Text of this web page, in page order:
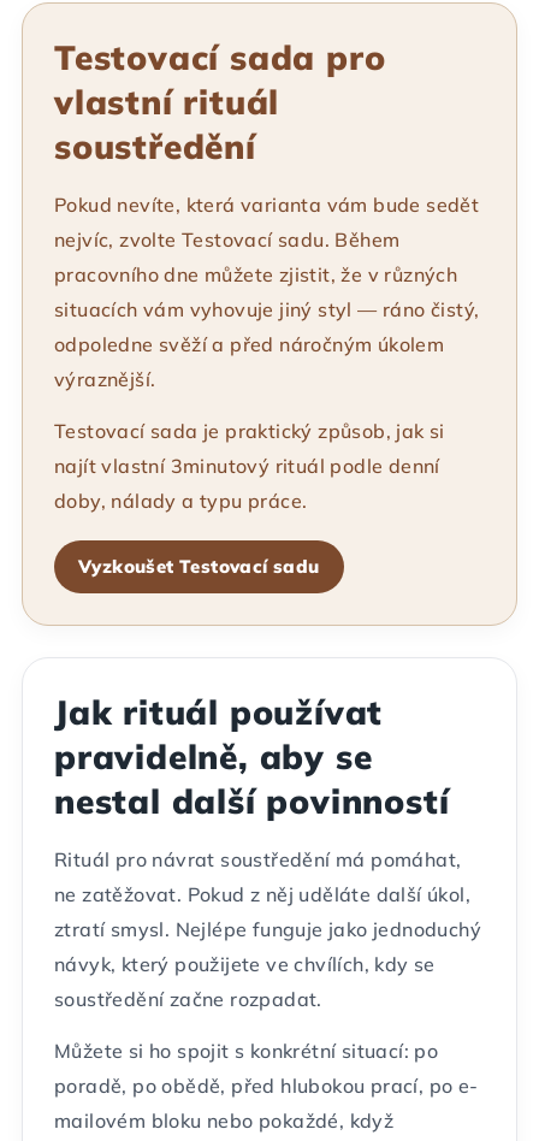
Testovací sada pro
vlastní rituál
soustředění
Pokud nevíte, která varianta vám bude sedět
nejvíc, zvolte Testovací sadu. Během
pracovního dne můžete zjistit, že v různých
situacích vám vyhovuje jiný styl — ráno čistý,
odpoledne svěží a před náročným úkolem
výraznější.
Testovací sada je praktický způsob, jak si
najít vlastní 3minutový rituál podle denní
doby, nálady a typu práce.
Vyzkoušet Testovací sadu
Jak rituál používat
pravidelně, aby se
nestal další povinností
Rituál pro návrat soustředění má pomáhat,
ne zatěžovat. Pokud z něj uděláte další úkol,
ztratí smysl. Nejlépe funguje jako jednoduchý
návyk, který použijete ve chvílích, kdy se
soustředění začne rozpadat.
Můžete si ho spojit s konkrétní situací: po
poradě, po obědě, před hlubokou prací, po e-
mailovém bloku nebo pokaždé, když